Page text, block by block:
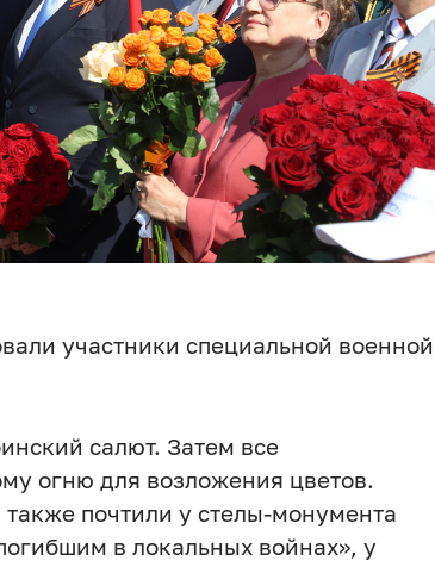
участники специальной военной
салют. Затем все
огню для возложения цветов.
почтили у стелы-монумента
в локальных войнах», у